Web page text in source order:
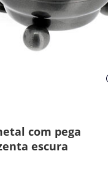
com pega
escura